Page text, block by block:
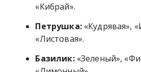
«Кибрай».
Петрушка:«Кудрявая»,
«Листовая».
Базилик:«Зеленый»,